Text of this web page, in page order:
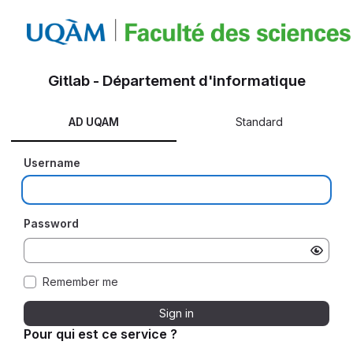
Pour qui est ce service ?
Gitlab - Département d'informatique
AD UQAM Standard
Username
Password
Remember me
Sign in